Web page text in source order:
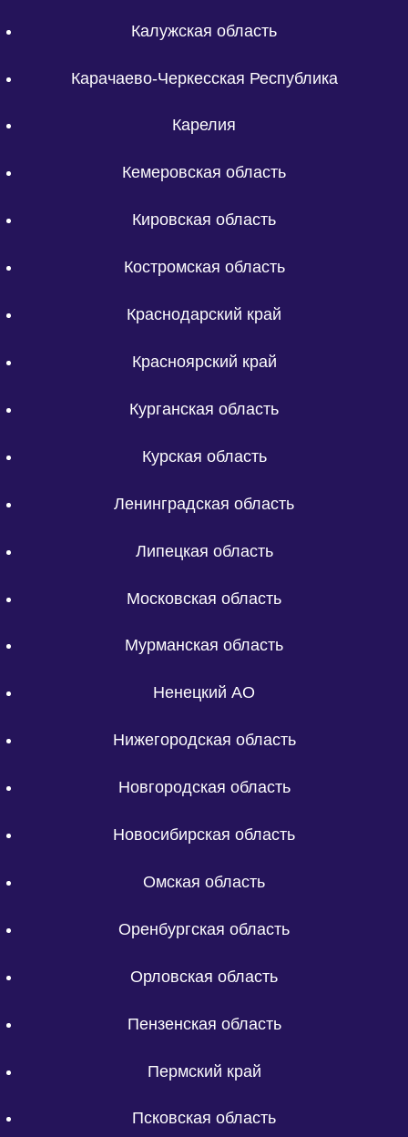
Калужская область
Карачаево-Черкесская Республика
Карелия
Кемеровская область
Кировская область
Костромская область
Краснодарский край
Красноярский край
Курганская область
Курская область
Ленинградская область
Липецкая область
Московская область
Мурманская область
Ненецкий АО
Нижегородская область
Новгородская область
Новосибирская область
Омская область
Оренбургская область
Орловская область
Пензенская область
Пермский край
Псковская область